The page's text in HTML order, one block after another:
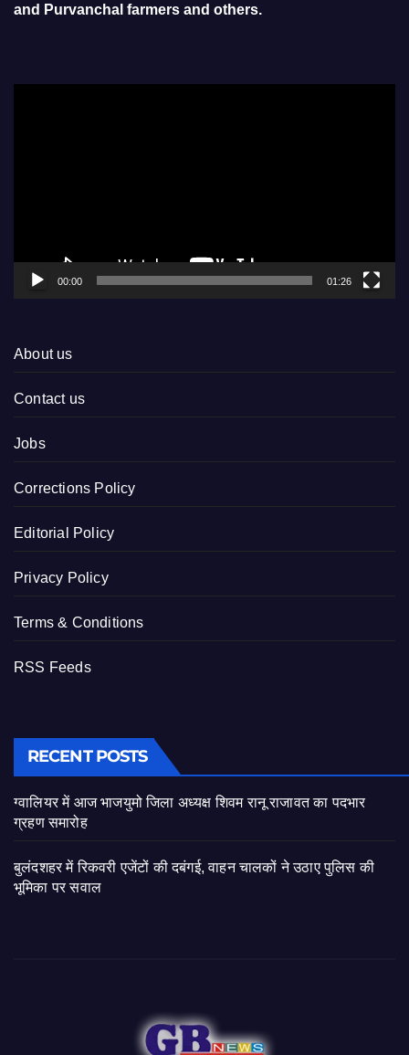
and Purvanchal farmers and others.
00:00 01:26
About us
Contact us
Jobs
Corrections Policy
Editorial Policy
Privacy Policy
Terms & Conditions
RSS Feeds
RECENT POSTS
ग्वालियर में आज भाजयुमो जिला अध्यक्ष शिवम रानू राजावत का पदभार
ग्रहण समारोह
बुलंदशहर में रिकवरी एजेंटों की दबंगई, वाहन चालकों ने उठाए पुलिस की
भूमिका पर सवाल